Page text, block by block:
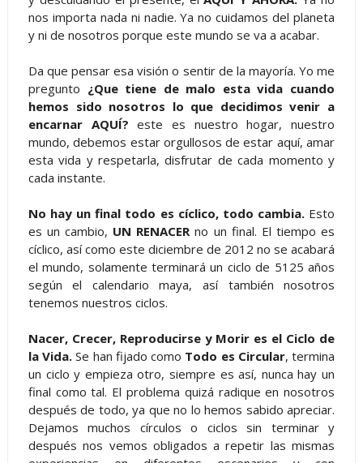
nos importa nada ni nadie. Ya no cuidamos del planeta
y ni de nosotros porque este mundo se va a acabar.
Da que pensar esa visión o sentir de la mayoría. Yo me
pregunto ¿Que tiene de malo esta vida cuando
hemos sido nosotros lo que decidimos venir a
encarnar AQUÍ? este es nuestro hogar, nuestro
mundo, debemos estar orgullosos de estar aquí, amar
esta vida y respetarla, disfrutar de cada momento y
cada instante.
No hay un final todo es cíclico, todo cambia.Esto
es un cambio, UN RENACERno un final. El tiempo es
cíclico, así como este diciembre de 2012 no se acabará
el mundo, solamente terminará un ciclo de 5125 años
según el calendario maya, así también nosotros
tenemos nuestros ciclos.
Nacer, Crecer, Reproducirse y Morir es el Ciclo de
la Vida. Se han fijado como Todo es Circular, termina
un ciclo y empieza otro, siempre es así, nunca hay un
final como tal. El problema quizá radique en nosotros
después de todo, ya que no lo hemos sabido apreciar.
Dejamos muchos círculos o ciclos sin terminar y
después nos vemos obligados a repetir las mismas